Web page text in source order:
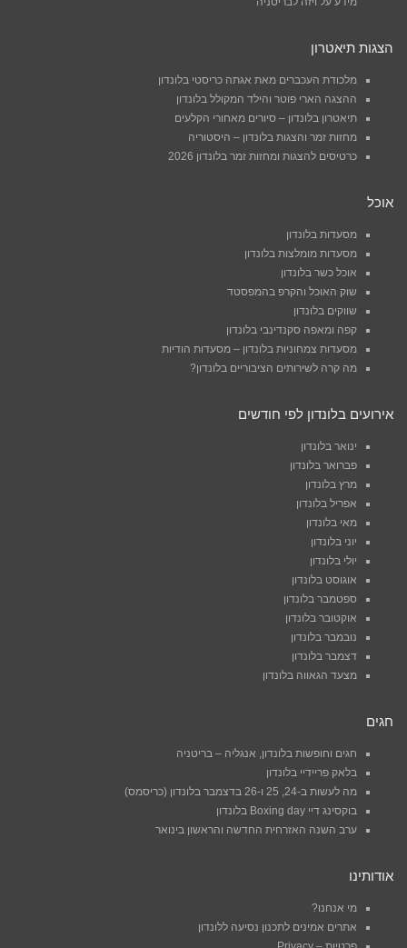
הצגות תיאטרון
מלכודת העכברים מאת אגתה כריסטי בלונדון
ההצגה הארי פוטר והילד המקולל בלונדון
תיאטרון בלונדון – סיורים מאחורי הקלעים
מחזות זמר והצגות בלונדון – היסטוריה
כרטיסים להצגות ומחזות זמר בלונדון 2026
אוכל
מסעדות בלונדון
מסעדות מומלצות בלונדון
אוכל כשר בלונדון
שוק האוכל והקרפ בהמפסטד
שווקים בלונדון
קפה ומאפה סקנדינבי בלונדון
מסעדות צמחוניות בלונדון – מסעדות הודיות
מה קרה לשירותים הציבוריים בלונדון?
אירועים בלונדון לפי חודשים
ינואר בלונדון
פברואר בלונדון
מרץ בלונדון
אפריל בלונדון
מאי בלונדון
יוני בלונדון
יולי בלונדון
אוגוסט בלונדון
ספטמבר בלונדון
אוקטובר בלונדון
נובמבר בלונדון
דצמבר בלונדון
מצעד הגאווה בלונדון
חגים
חגים וחופשות בלונדון, אנגליה – בריטניה
בלאק פריידיי בלונדון
מה לעשות ב-24, 25 ו-26 בדצמבר בלונדון (כריסמס)
בוקסינג דיי Boxing day בלונדון
ערב השנה האזרחית החדשה והראשון בינואר
אודותינו
מי אנחנו?
אתרים אמינים לתכנון נסיעה ללונדון